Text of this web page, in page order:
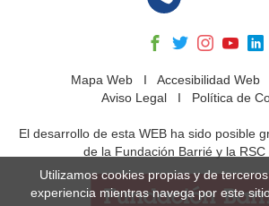
Mapa WebI Accesibilidad Web
Aviso Legal I Política de
El desarrollo de esta WEB ha sido posible
de la Fundación Barrié y la RSC
Utilizamos cookies propias y de
experiencia mientras navega por este